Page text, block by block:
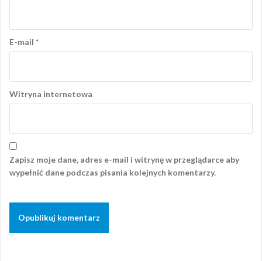
E-mail *
Witryna internetowa
Zapisz moje dane, adres e-mail i witrynę w przeglądarce aby
wypełnić dane podczas pisania kolejnych komentarzy.